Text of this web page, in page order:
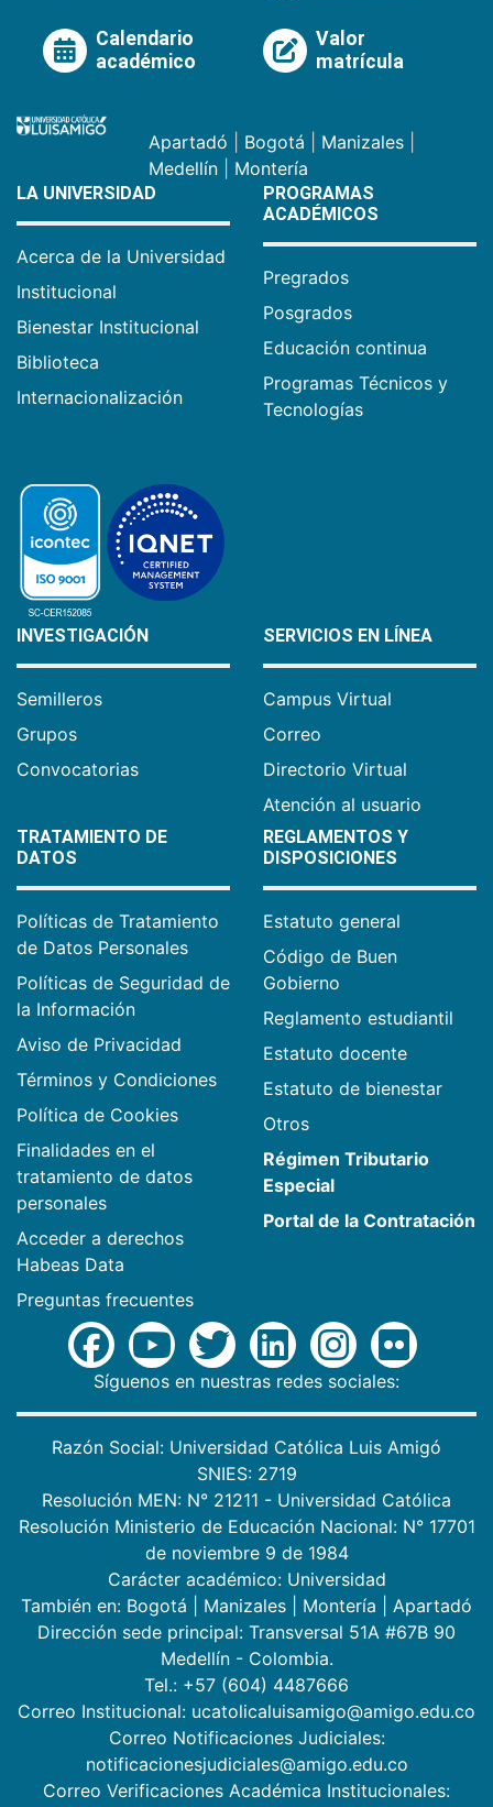
Calendario
académico
Valor
matrícula
Apartadó Bogotá Manizales
Medellín
Montería
LA UNIVERSIDAD
Acerca de la Universidad
Institucional
Bienestar Institucional
Biblioteca
Internacionalización
PROGRAMAS
ACADÉMICOS
Pregrados
Posgrados
Educación continua
Programas Técnicos y
Tecnologías
INVESTIGACIÓN
Semilleros
Grupos
Convocatorias
SERVICIOS EN LÍNEA
Campus Virtual
Correo
Directorio Virtual
Atención al usuario
TRATAMIENTO DE
DATOS
Políticas de Tratamiento
de Datos Personales
Políticas de Seguridad de
la Información
Aviso de Privacidad
Términos y Condiciones
Política de Cookies
Finalidades en el
tratamiento de datos
personales
Acceder a derechos
Habeas Data
Preguntas frecuentes
REGLAMENTOS Y
DISPOSICIONES
Estatuto general
Código de Buen
Gobierno
Reglamento estudiantil
Estatuto docente
Estatuto de bienestar
Otros
Régimen Tributario
Especial
Portal de la Contratación
Síguenos en nuestras redes sociales:
Razón Social: Universidad Católica Luis Amigó
SNIES: 2719
Resolución MEN: N° 21211 - Universidad Católica
Resolución Ministerio de Educación Nacional: N° 17701
de noviembre 9 de 1984
Carácter académico: Universidad
También en: Bogotá Manizales Montería
Apartadó
Dirección sede principal: Transversal 51A #67B 90
Medellín - Colombia.
Tel.: +57 (604) 4487666
Correo Institucional: ucatolicaluisamigo@amigo.edu.co
Correo Notificaciones Judiciales:
notificacionesjudiciales@amigo.edu.co
Correo Verificaciones Académica Institucionales: